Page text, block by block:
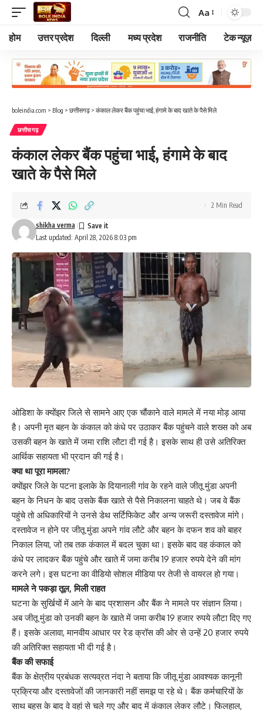
Font
Resizer
Aa
होम उत्तर प्रदेश दिल्ली मध्य प्रदेश राजनीति टेक न्यूज़
boleindia.com > Blog > छत्तीसगढ़ > कंकाल लेकर बैंक पहुंचा भाई, हंगामे के बाद खाते के पैसे मिले
छत्तीसगढ़
कंकाल लेकर बैंक पहुंचा भाई, हंगामे के बाद
खाते के पैसे मिले
Last updated: April 28, 2026 8:03 pm
shikha verma
2 Min Read
ओडिशा के क्योंझर जिले से सामने आए एक चौंकाने वाले मामले में नया मोड़ आया
है। अपनी मृत बहन के कंकाल को कंधे पर उठाकर बैंक पहुंचने वाले शख्स को अब
उसकी बहन के खाते में जमा राशि लौटा दी गई है। इसके साथ ही उसे अतिरिक्त
आर्थिक सहायता भी प्रदान की गई है।
क्या था पूरा मामला?
क्योंझर जिले के पटना इलाके के दियानाली गांव के रहने वाले जीतू मुंडा अपनी
बहन के निधन के बाद उसके बैंक खाते से पैसे निकालना चाहते थे। जब वे बैंक
पहुंचे तो अधिकारियों ने उनसे डेथ सर्टिफिकेट और अन्य जरूरी दस्तावेज मांगे।
दस्तावेज न होने पर जीतू मुंडा अपने गांव लौटे और बहन के दफन शव को बाहर
निकाल लिया, जो तब तक कंकाल में बदल चुका था। इसके बाद वह कंकाल को
कंधे पर लादकर बैंक पहुंचे और खाते में जमा करीब 19 हजार रुपये देने की मांग
करने लगे। इस घटना का वीडियो सोशल मीडिया पर तेजी से वायरल हो गया।
मामले ने पकड़ा तूल, मिली राहत
घटना के सुर्खियों में आने के बाद प्रशासन और बैंक ने मामले पर संज्ञान लिया।
अब जीतू मुंडा को उनकी बहन के खाते में जमा करीब 19 हजार रुपये लौटा दिए गए
हैं। इसके अलावा, मानवीय आधार पर रेड क्रॉस की ओर से उन्हें 20 हजार रुपये
की अतिरिक्त सहायता भी दी गई है।
बैंक की सफाई
बैंक के क्षेत्रीय प्रबंधक सत्यव्रत नंदा ने बताया कि जीतू मुंडा आवश्यक कानूनी
प्रक्रिया और दस्तावेजों की जानकारी नहीं समझ पा रहे थे। बैंक कर्मचारियों के
साथ बहस के बाद वे वहां से चले गए और बाद में कंकाल लेकर लौटे। फिलहाल,